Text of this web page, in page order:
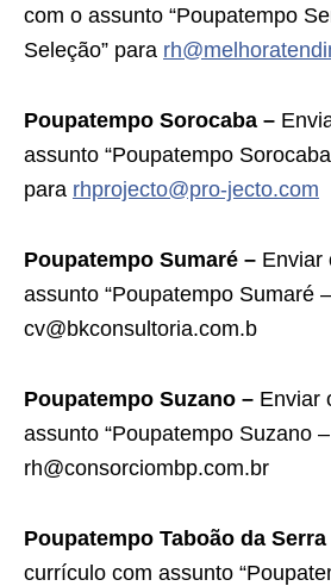
com o assunto “Poupatempo
Seleção” para
Poupatempo Sorocaba –
assunto “Poupatempo
para rhprojecto@pro-jecto.com
Poupatempo Sumaré – Enviar
assunto “Poupatempo Sumaré
cv@bkconsultoria.com.b
Poupatempo Suzano – Enviar
assunto “Poupatempo Suzano
rh@consorciombp.com.br
Poupatempo Taboão da Serra
currículo com assunto